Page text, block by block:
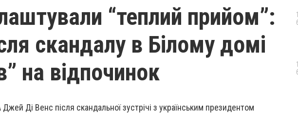
“теплий прийом”:
скандалу в Білому домі
на відпочинок
Ді Венс після скандальної зустрічі з українським президентом